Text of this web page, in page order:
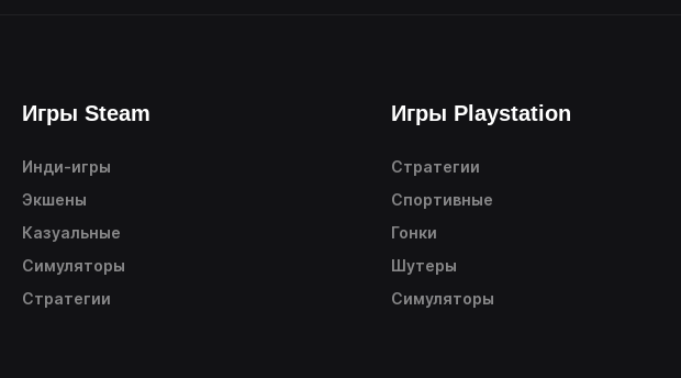
Игры Steam
Инди-игры
Экшены
Казуальные
Симуляторы
Стратегии
Игры Playstation
Стратегии
Спортивные
Гонки
Шутеры
Симуляторы